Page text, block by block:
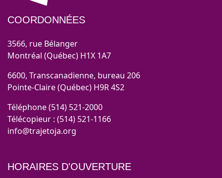
COORDONNÉES
3566, rue Bélanger
Montréal (Québec) H1X 1A7
6600, Transcanadienne, bureau 206
Pointe-Claire (Québec) H9R 4S2
Téléphone (514) 521-2000
Télécopieur : (514) 521-1166
info@trajetoja.org
HORAIRES D'OUVERTURE